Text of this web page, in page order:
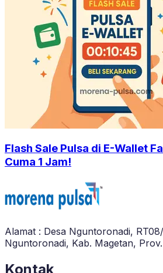
Flash Sale Pulsa di E-Wallet
Cuma 1 Jam!
Alamat : Desa Nguntoronadi,
Nguntoronadi, Kab. Magetan,
Kontak